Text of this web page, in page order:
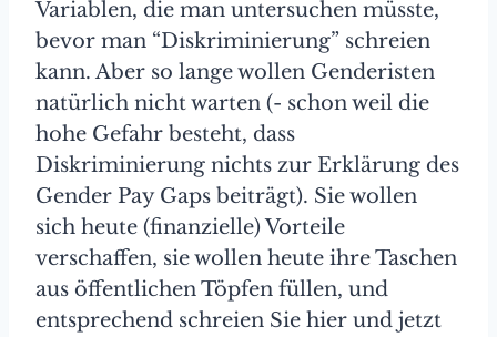
Variablen, die man untersuchen müsste,
bevor man “Diskriminierung” schreien
kann. Aber so lange wollen Genderisten
natürlich nicht warten (- schon weil die
hohe Gefahr besteht, dass
Diskriminierung nichts zur Erklärung des
Gender Pay Gaps beiträgt). Sie wollen
sich heute (finanzielle) Vorteile
verschaffen, sie wollen heute ihre Taschen
aus öffentlichen Töpfen füllen, und
entsprechend schreien Sie hier und jetzt